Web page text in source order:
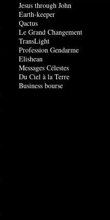
Jesus through John
Earth-keeper
Qactus
Le Grand Changement
TransLight
Profession Gendarme
Elishean
Messages Célestes
Du Ciel à la Terre
Business bourse